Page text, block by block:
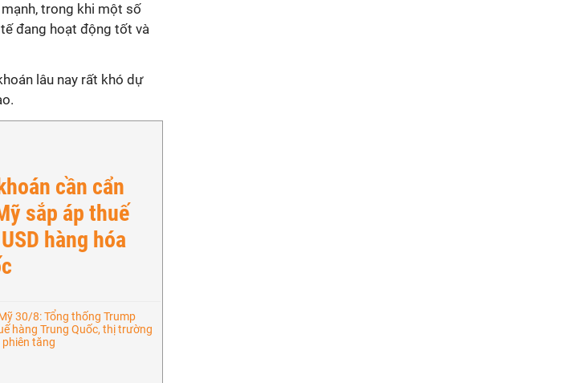
trong khi một số
đang hoạt động tốt và
lâu nay rất khó dự
cần cẩn
sắp áp thuế
hàng hóa
30/8: Tổng thống Trump
hàng Trung Quốc, thị trường
tăng